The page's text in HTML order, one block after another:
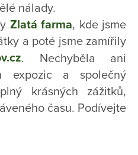
nálady.
Zlatá farma, kde jsme
a poté jsme zamířily
. Nechyběla ani
expozic a společný
krásných zážitků,
času. Podívejte